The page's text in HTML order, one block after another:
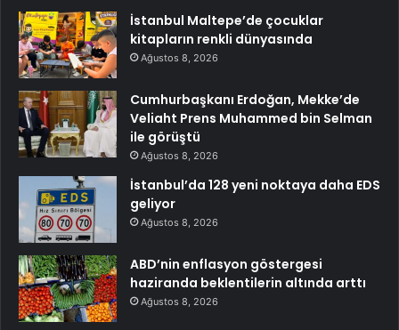
İstanbul Maltepe’de çocuklar
kitapların renkli dünyasında
Ağustos 8, 2026
Cumhurbaşkanı Erdoğan, Mekke’de
Veliaht Prens Muhammed bin Selman
ile görüştü
Ağustos 8, 2026
İstanbul’da 128 yeni noktaya daha EDS
geliyor
Ağustos 8, 2026
ABD’nin enflasyon göstergesi
haziranda beklentilerin altında arttı
Ağustos 8, 2026